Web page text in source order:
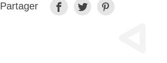
Partager